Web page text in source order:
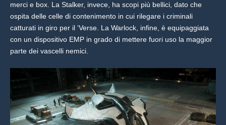
merci e box. La Stalker, invece, ha scopi più bellici, dato che
ospita delle celle di contenimento in cui rilegare i criminali
catturati in giro per il ‘Verse. La Warlock, infine, è equipaggiata
con un dispositivo EMP in grado di mettere fuori uso la maggior
parte dei vascelli nemici.